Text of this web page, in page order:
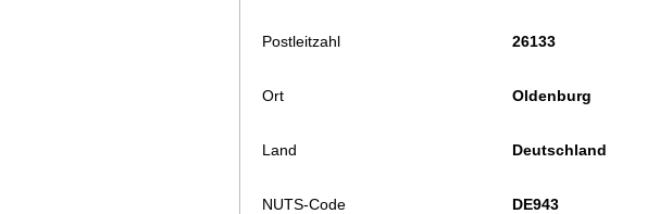
Postleitzahl 26133
Ort Oldenburg
Land Deutschland
NUTS-Code DE943